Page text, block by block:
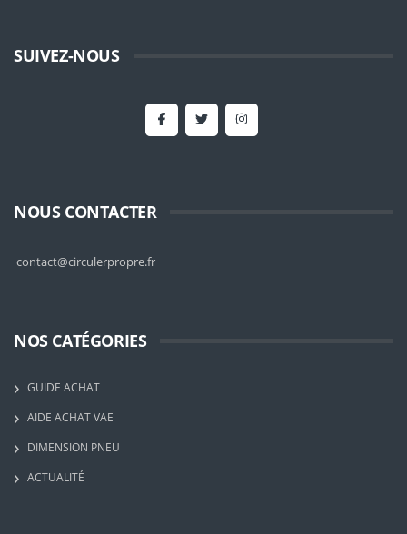
SUIVEZ-NOUS
NOUS CONTACTER
contact@circulerpropre.fr
NOS CATÉGORIES
GUIDE ACHAT
AIDE ACHAT VAE
DIMENSION PNEU
ACTUALITÉ